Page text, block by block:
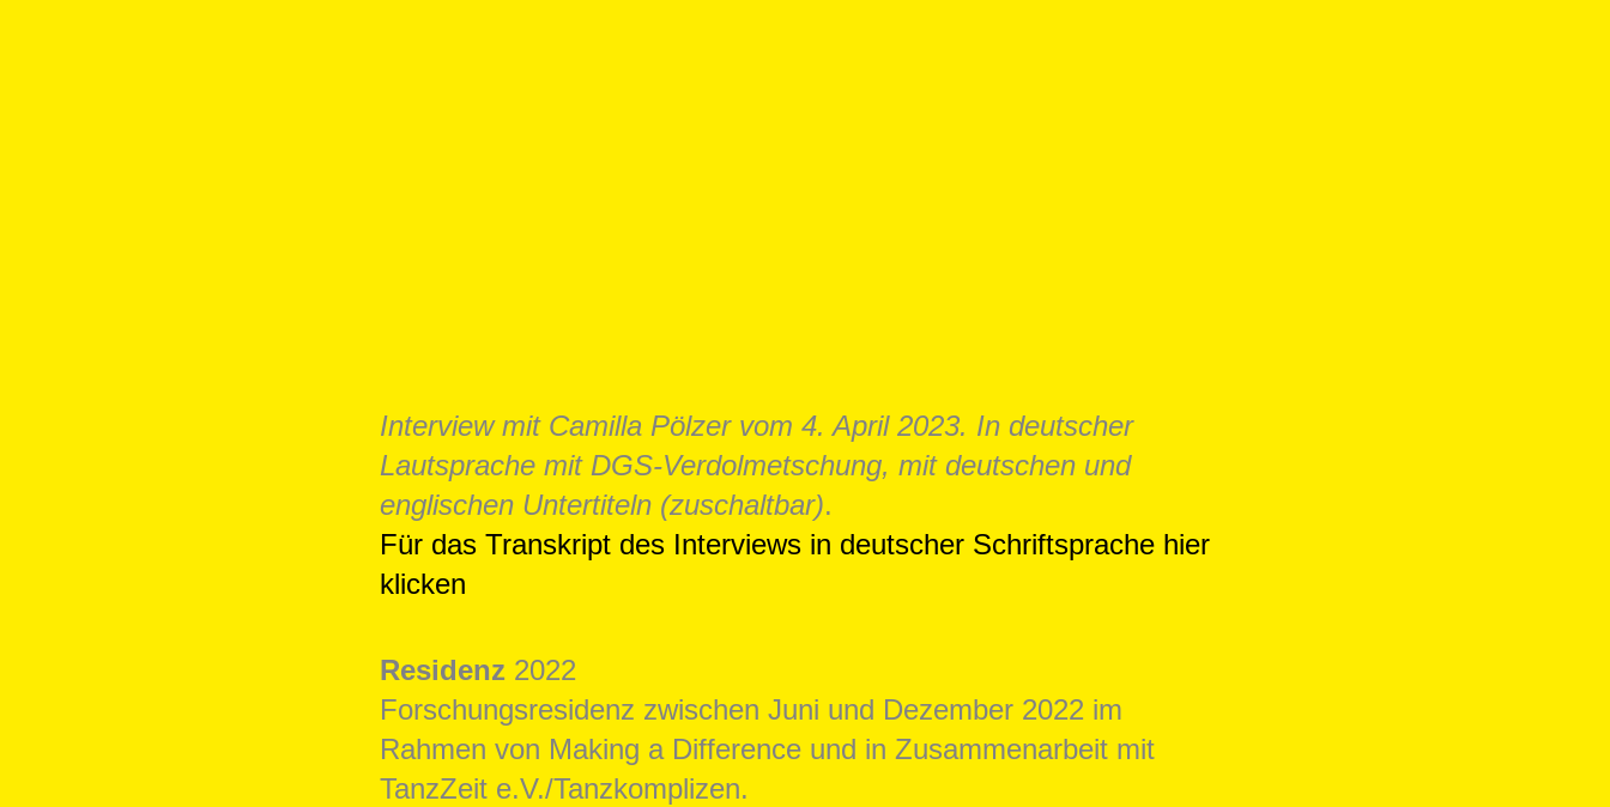
Interview mit Camilla Pölzer vom 4. April 2023. In deutscher
Lautsprache mit DGS-Verdolmetschung, mit deutschen und
englischen Untertiteln (zuschaltbar).
Für das Transkript des Interviews in deutscher Schriftsprache hier
klicken
Residenz 2022
Forschungsresidenz zwischen Juni und Dezember 2022 im
Rahmen von Making a Difference und in Zusammenarbeit mit
TanzZeit e.V./Tanzkomplizen.